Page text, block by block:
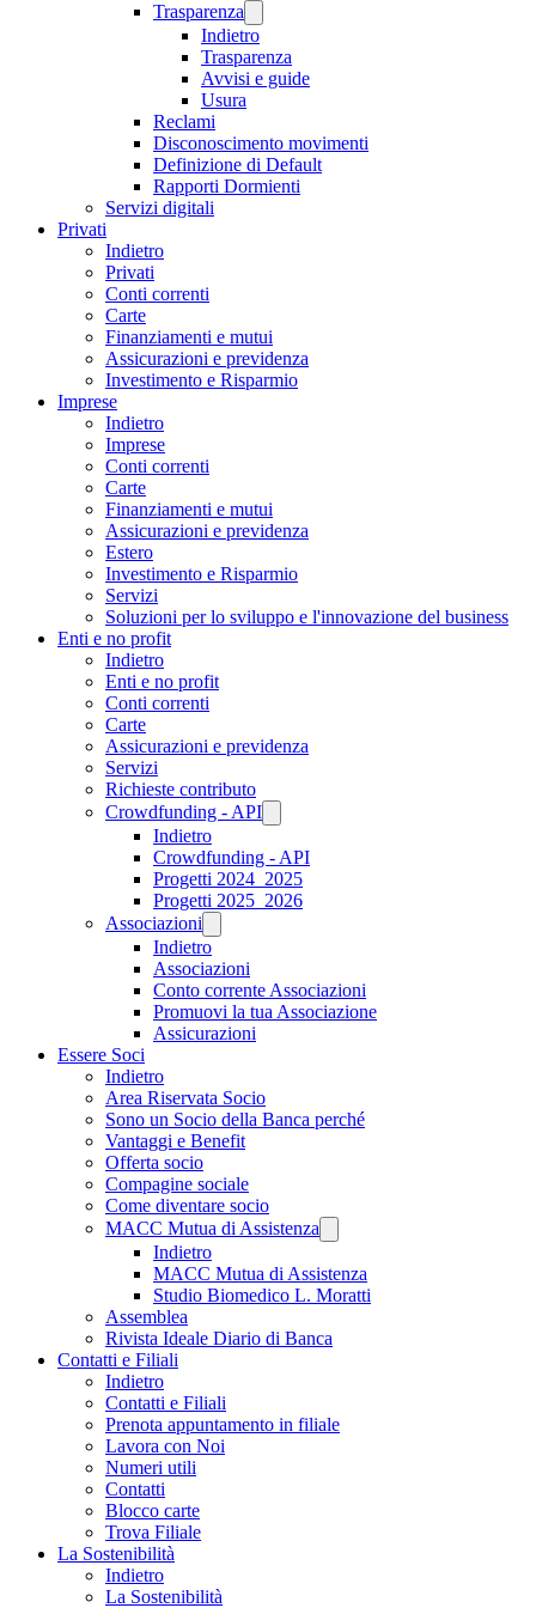
Trasparenza
Indietro
Trasparenza
Avvisi e guide
Usura
Reclami
Disconoscimento movimenti
Definizione di Default
Rapporti Dormienti
Servizi digitali
Privati
Indietro
Privati
Conti correnti
Carte
Finanziamenti e mutui
Assicurazioni e previdenza
Investimento e Risparmio
Imprese
Indietro
Imprese
Conti correnti
Carte
Finanziamenti e mutui
Assicurazioni e previdenza
Estero
Investimento e Risparmio
Servizi
Soluzioni per lo sviluppo e l'innovazione del business
Enti e no profit
Indietro
Enti e no profit
Conti correnti
Carte
Assicurazioni e previdenza
Servizi
Richieste contributo
Crowdfunding - API
Indietro
Crowdfunding - API
Progetti 2024_2025
Progetti 2025_2026
Associazioni
Indietro
Associazioni
Conto corrente Associazioni
Promuovi la tua Associazione
Assicurazioni
Essere Soci
Indietro
Area Riservata Socio
Sono un Socio della Banca perché
Vantaggi e Benefit
Offerta socio
Compagine sociale
Come diventare socio
MACC Mutua di Assistenza
Indietro
MACC Mutua di Assistenza
Studio Biomedico L. Moratti
Assemblea
Rivista Ideale Diario di Banca
Contatti e Filiali
Indietro
Contatti e Filiali
Prenota appuntamento in filiale
Lavora con Noi
Numeri utili
Contatti
Blocco carte
Trova Filiale
La Sostenibilità
Indietro
La Sostenibilità